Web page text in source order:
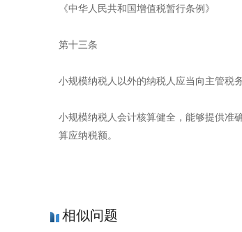
《中华人民共和国增值税暂行条例》
第十三条
小规模纳税人以外的纳税人应当向主管税
小规模纳税人会计核算健全，能够提供准
算应纳税额。
相似问题